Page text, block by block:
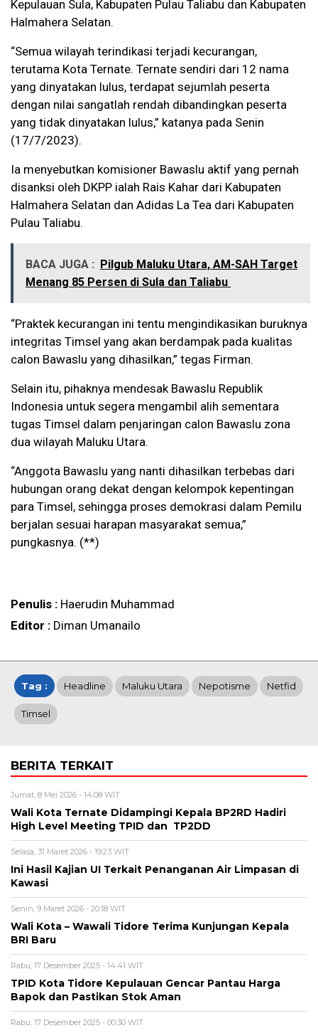
Kepulauan Sula, Kabupaten Pulau Taliabu dan Kabupaten
Halmahera Selatan.
“Semua wilayah terindikasi terjadi kecurangan,
terutama Kota Ternate. Ternate sendiri dari 12 nama
yang dinyatakan lulus, terdapat sejumlah peserta
dengan nilai sangatlah rendah dibandingkan peserta
yang tidak dinyatakan lulus,” katanya pada Senin
(17/7/2023).
Ia menyebutkan komisioner Bawaslu aktif yang pernah
disanksi oleh DKPP ialah Rais Kahar dari Kabupaten
Halmahera Selatan dan Adidas La Tea dari Kabupaten
Pulau Taliabu.
BACA JUGA : Pilgub Maluku Utara, AM-SAH Target
Menang 85 Persen di Sula dan Taliabu
“Praktek kecurangan ini tentu mengindikasikan buruknya
integritas Timsel yang akan berdampak pada kualitas
calon Bawaslu yang dihasilkan,” tegas Firman.
Selain itu, pihaknya mendesak Bawaslu Republik
Indonesia untuk segera mengambil alih sementara
tugas Timsel dalam penjaringan calon Bawaslu zona
dua wilayah Maluku Utara.
“Anggota Bawaslu yang nanti dihasilkan terbebas dari
hubungan orang dekat dengan kelompok kepentingan
para Timsel, sehingga proses demokrasi dalam Pemilu
berjalan sesuai harapan masyarakat semua,”
pungkasnya. (**)
Penulis : Haerudin Muhammad
Editor : Diman Umanailo
Tag : Headline Maluku Utara Nepotisme Netfid
Timsel
BERITA TERKAIT
Jumat, 8 Mei 2026 - 14:08 WIT
Wali Kota Ternate Didampingi Kepala BP2RD Hadiri
High Level Meeting TPID dan TP2DD
Selasa, 31 Maret 2026 - 19:23 WIT
Ini Hasil Kajian UI Terkait Penanganan Air Limpasan di
Kawasi
Senin, 9 Maret 2026 - 20:18 WIT
Wali Kota – Wawali Tidore Terima Kunjungan Kepala
BRI Baru
Rabu, 17 Desember 2025 - 14:41 WIT
TPID Kota Tidore Kepulauan Gencar Pantau Harga
Bapok dan Pastikan Stok Aman
Rabu, 17 Desember 2025 - 00:30 WIT